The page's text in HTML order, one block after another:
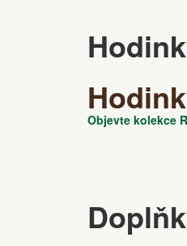
Objevte kolekce